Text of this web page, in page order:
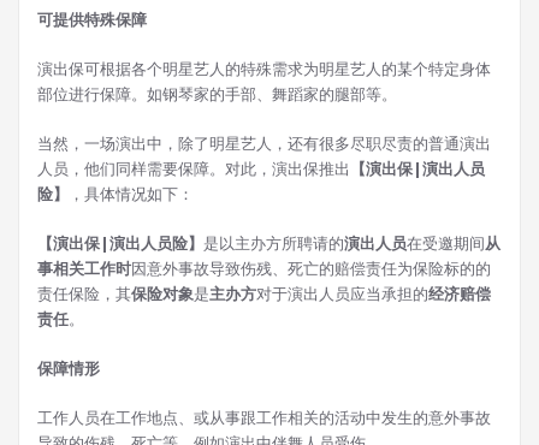
可提供特殊保障
演出保可根据各个明星艺人的特殊需求为明星艺人的某个特定身体
部位进行保障。如钢琴家的手部、舞蹈家的腿部等。
当然，一场演出中，除了明星艺人，还有很多尽职尽责的普通演出
人员，他们同样需要保障。对此，演出保推出 【演出保|演出人员
险】
，具体情况如下：
【演出保|演出人员险】 是以主办方所聘请的演出人员在受邀期间从
事相关工作时因意外事故导致伤残、死亡的赔偿责任为保险标的的
责任保险，其保险对象是主办方对于演出人员应当承担的经济赔偿
责任。
保障情形
工作人员在工作地点、或从事跟工作相关的活动中发生的意外事故